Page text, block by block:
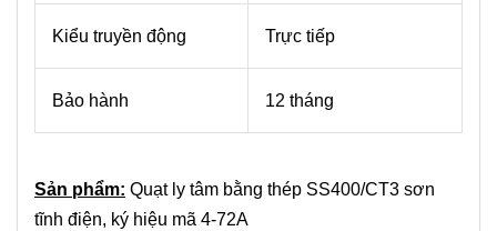
Kiểu truyền động Trực tiếp
Bảo hành 12 tháng
Sản phẩm: Quạt ly tâm bằng thép SS400/CT3 sơn
tĩnh điện, ký hiệu mã 4-72A